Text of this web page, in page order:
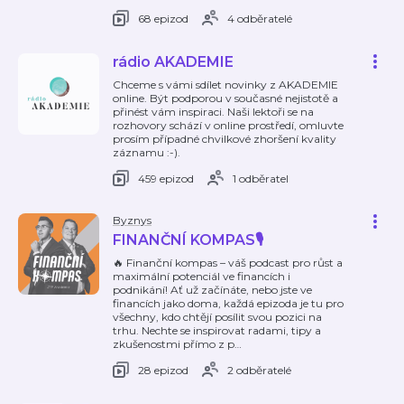
68 epizod
4 odběratelé
rádio AKADEMIE
Chceme s vámi sdílet novinky z AKADEMIE
online. Být podporou v současné nejistotě a
přinést vám inspiraci. Naši lektoři se na
rozhovory schází v online prostředí, omluvte
prosím případné chvilkové zhoršení kvality
záznamu :-).
459 epizod
1 odběratel
Byznys
FINANČNÍ KOMPAS🎙️
🔥 Finanční kompas – váš podcast pro růst a
maximální potenciál ve financích i
podnikání! Ať už začínáte, nebo jste ve
financích jako doma, každá epizoda je tu pro
všechny, kdo chtějí posílit svou pozici na
trhu. Nechte se inspirovat radami, tipy a
zkušenostmi přímo z p…
28 epizod
2 odběratelé